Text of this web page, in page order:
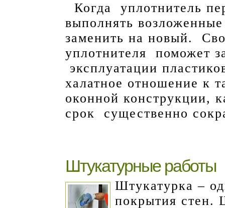
Когда уплотнитель
выполнять
заменить на новый.
уплотнителя поможет
эксплуатации
халатное отношение к
оконной конструкции,
срок существенно
Штукатурные работы
Штукатурка –
покрытия стен.